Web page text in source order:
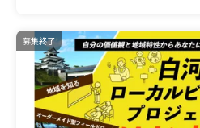
募集終了